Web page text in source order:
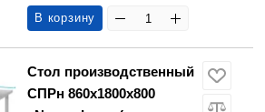
В корзину
Стол производственный
СПРн 860х1800х800